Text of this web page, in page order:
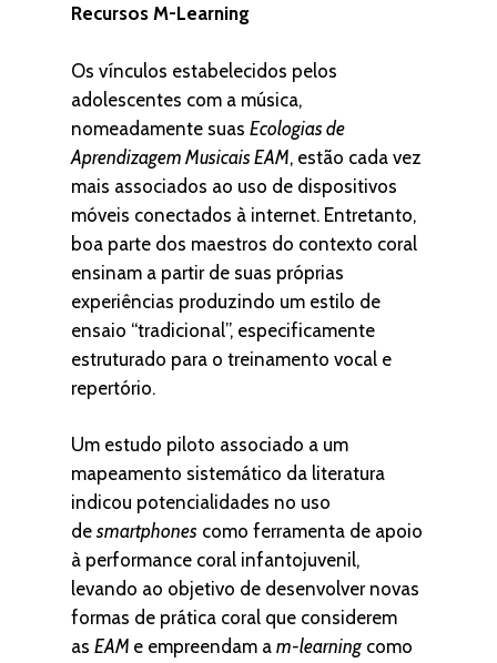
Recursos M-Learning
Os vínculos estabelecidos pelos
adolescentes com a música,
nomeadamente suas Ecologias de
Aprendizagem Musicais EAM, estão cada vez
mais associados ao uso de dispositivos
móveis conectados à internet. Entretanto,
boa parte dos maestros do contexto coral
ensinam a partir de suas próprias
experiências produzindo um estilo de
ensaio “tradicional”, especificamente
estruturado para o treinamento vocal e
repertório.
Um estudo piloto associado a um
mapeamento sistemático da literatura
indicou potencialidades no uso
de smartphones como ferramenta de apoio
à performance coral infantojuvenil,
levando ao objetivo de desenvolver novas
formas de prática coral que considerem
as EAM e empreendam a m-learning como